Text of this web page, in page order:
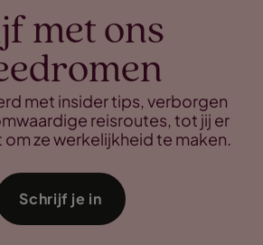
met ons
met insider tips, verborgen
reisroutes, tot jij er
ze werkelijkheid te maken.
Schrijf je in